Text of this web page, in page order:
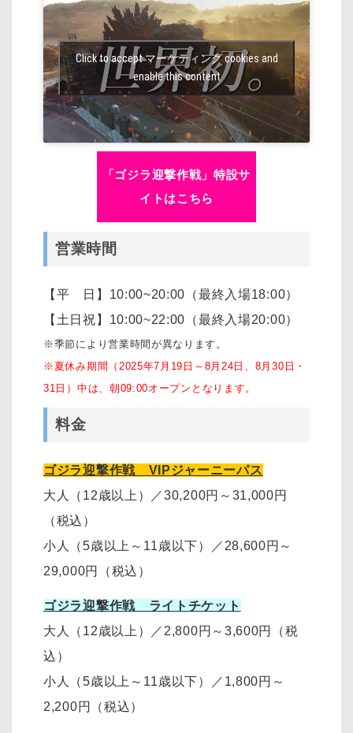
Click to accept マーケティング cookies and
enable this content
「ゴジラ迎撃作戦」特設サ
イトはこちら
営業時間
【平 日】10:00~20:00（最終入場18:00）
【土日祝】10:00~22:00（最終入場20:00）
※季節により営業時間が異なります。
※夏休み期間（2025年7月19日～8月24日、8月30日・
31日）中は、朝09:00オープンとなります。
料金
ゴジラ迎撃作戦 VIPジャーニーパス
大人（12歳以上）
／30,200円～31,000円
（税込）
小人（5歳以上～11歳以下）
／28,600円～
29,000円
（税込）
ゴジラ迎撃作戦 ライトチケット
大人（12歳以上）
／ 2,800円～3,600円
（税
込）
小人（5歳以上～11歳以下）
／ 1,800円～
2,200円
（税込）